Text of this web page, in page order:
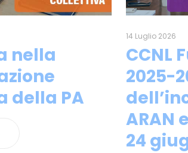
nella
della PA
14 Luglio 2026
CCNL
2025-
ARAN
24